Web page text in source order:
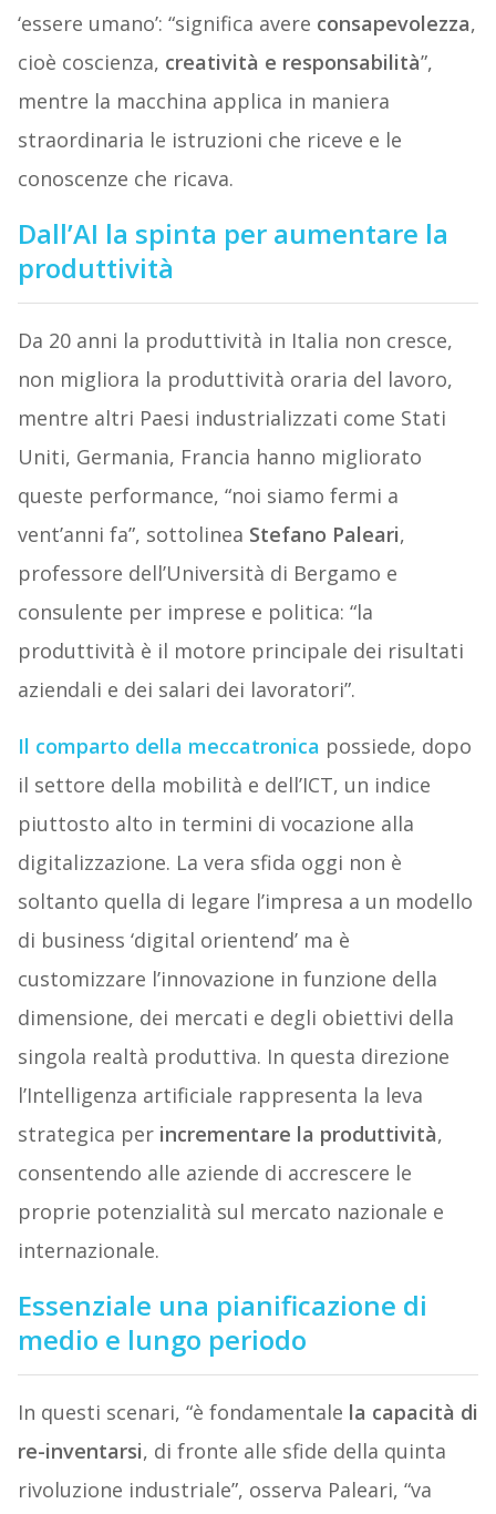
‘essere umano’: “significa avere consapevolezza,
cioè coscienza, creatività e responsabilità”,
mentre la macchina applica in maniera
straordinaria le istruzioni che riceve e le
conoscenze che ricava.
Dall’AI la spinta per aumentare la
produttività
Da 20 anni la produttività in Italia non cresce,
non migliora la produttività oraria del lavoro,
mentre altri Paesi industrializzati come Stati
Uniti, Germania, Francia hanno migliorato
queste performance, “noi siamo fermi a
vent’anni fa”, sottolinea Stefano Paleari,
professore dell’Università di Bergamo e
consulente per imprese e politica: “la
produttività è il motore principale dei risultati
aziendali e dei salari dei lavoratori”.
Il comparto della meccatronica possiede, dopo
il settore della mobilità e dell’ICT, un indice
piuttosto alto in termini di vocazione alla
digitalizzazione. La vera sfida oggi non è
soltanto quella di legare l’impresa a un modello
di business ‘digital orientend’ ma è
customizzare l’innovazione in funzione della
dimensione, dei mercati e degli obiettivi della
singola realtà produttiva. In questa direzione
l’Intelligenza artificiale rappresenta la leva
strategica per incrementare la produttività,
consentendo alle aziende di accrescere le
proprie potenzialità sul mercato nazionale e
internazionale.
Essenziale una pianificazione di
medio e lungo periodo
In questi scenari, “è fondamentale la capacità di
re-inventarsi, di fronte alle sfide della quinta
rivoluzione industriale”, osserva Paleari, “va